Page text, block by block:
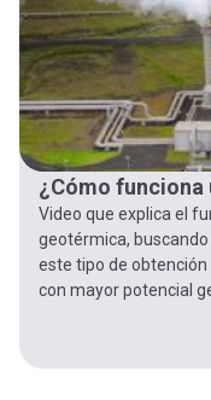
¿Cómo
Video que explica el
geotérmica,
este tipo de obtención
con mayor potencial